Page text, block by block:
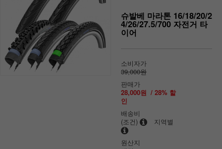
슈발베 마라톤 16/18/20/2
4/26/27.5/700 자전거 타
이어
소비자가
39,000원
판매가
28,000원 / 28% 할
인
배송비
(조건)
지역별
원산지